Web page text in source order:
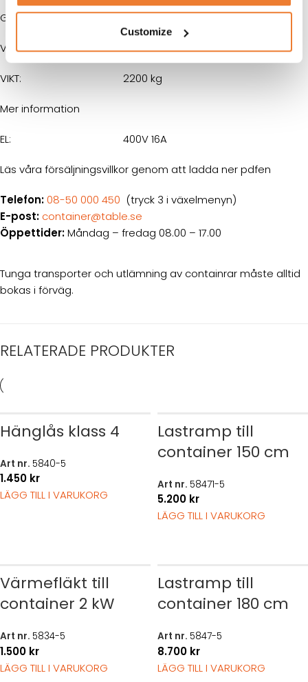
Customize
GOLVYTA: 13,7 m²
VOLYM: 33 m³
VIKT: 2200 kg
Mer information
EL: 400V 16A
Läs våra försäljningsvillkor genom att ladda ner pdfen
Telefon:08-50 000 450 (tryck 3 i växelmenyn)
E-post: container@table.se
Öppettider:Måndag – fredag 08.00 – 17.00
Tunga transporter och utlämning av containrar måste alltid
bokas i förväg.
RELATERADE PRODUKTER
Hänglås klass 4
Art nr. 5840-5
1.450 kr
LÄGG TILL I VARUKORG
Lastramp till
container 150 cm
Art nr. 58471-5
5.200 kr
LÄGG TILL I VARUKORG
Värmefläkt till
container 2 kW
Art nr. 5834-5
1.500 kr
LÄGG TILL I VARUKORG
Lastramp till
container 180 cm
Art nr. 5847-5
8.700 kr
LÄGG TILL I VARUKORG